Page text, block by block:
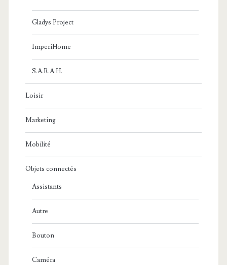
Gladys Project
ImperiHome
S.A.R.A.H.
Loisir
Marketing
Mobilité
Objets connectés
Assistants
Autre
Bouton
Caméra